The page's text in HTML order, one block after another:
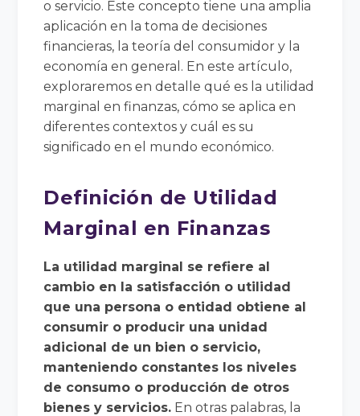
o servicio. Este concepto tiene una amplia
aplicación en la toma de decisiones
financieras, la teoría del consumidor y la
economía en general. En este artículo,
exploraremos en detalle qué es la utilidad
marginal en finanzas, cómo se aplica en
diferentes contextos y cuál es su
significado en el mundo económico.
Definición de Utilidad
Marginal en Finanzas
La utilidad marginal se refiere al
cambio en la satisfacción o utilidad
que una persona o entidad obtiene al
consumir o producir una unidad
adicional de un bien o servicio,
manteniendo constantes los niveles
de consumo o producción de otros
bienes y servicios. En otras palabras, la